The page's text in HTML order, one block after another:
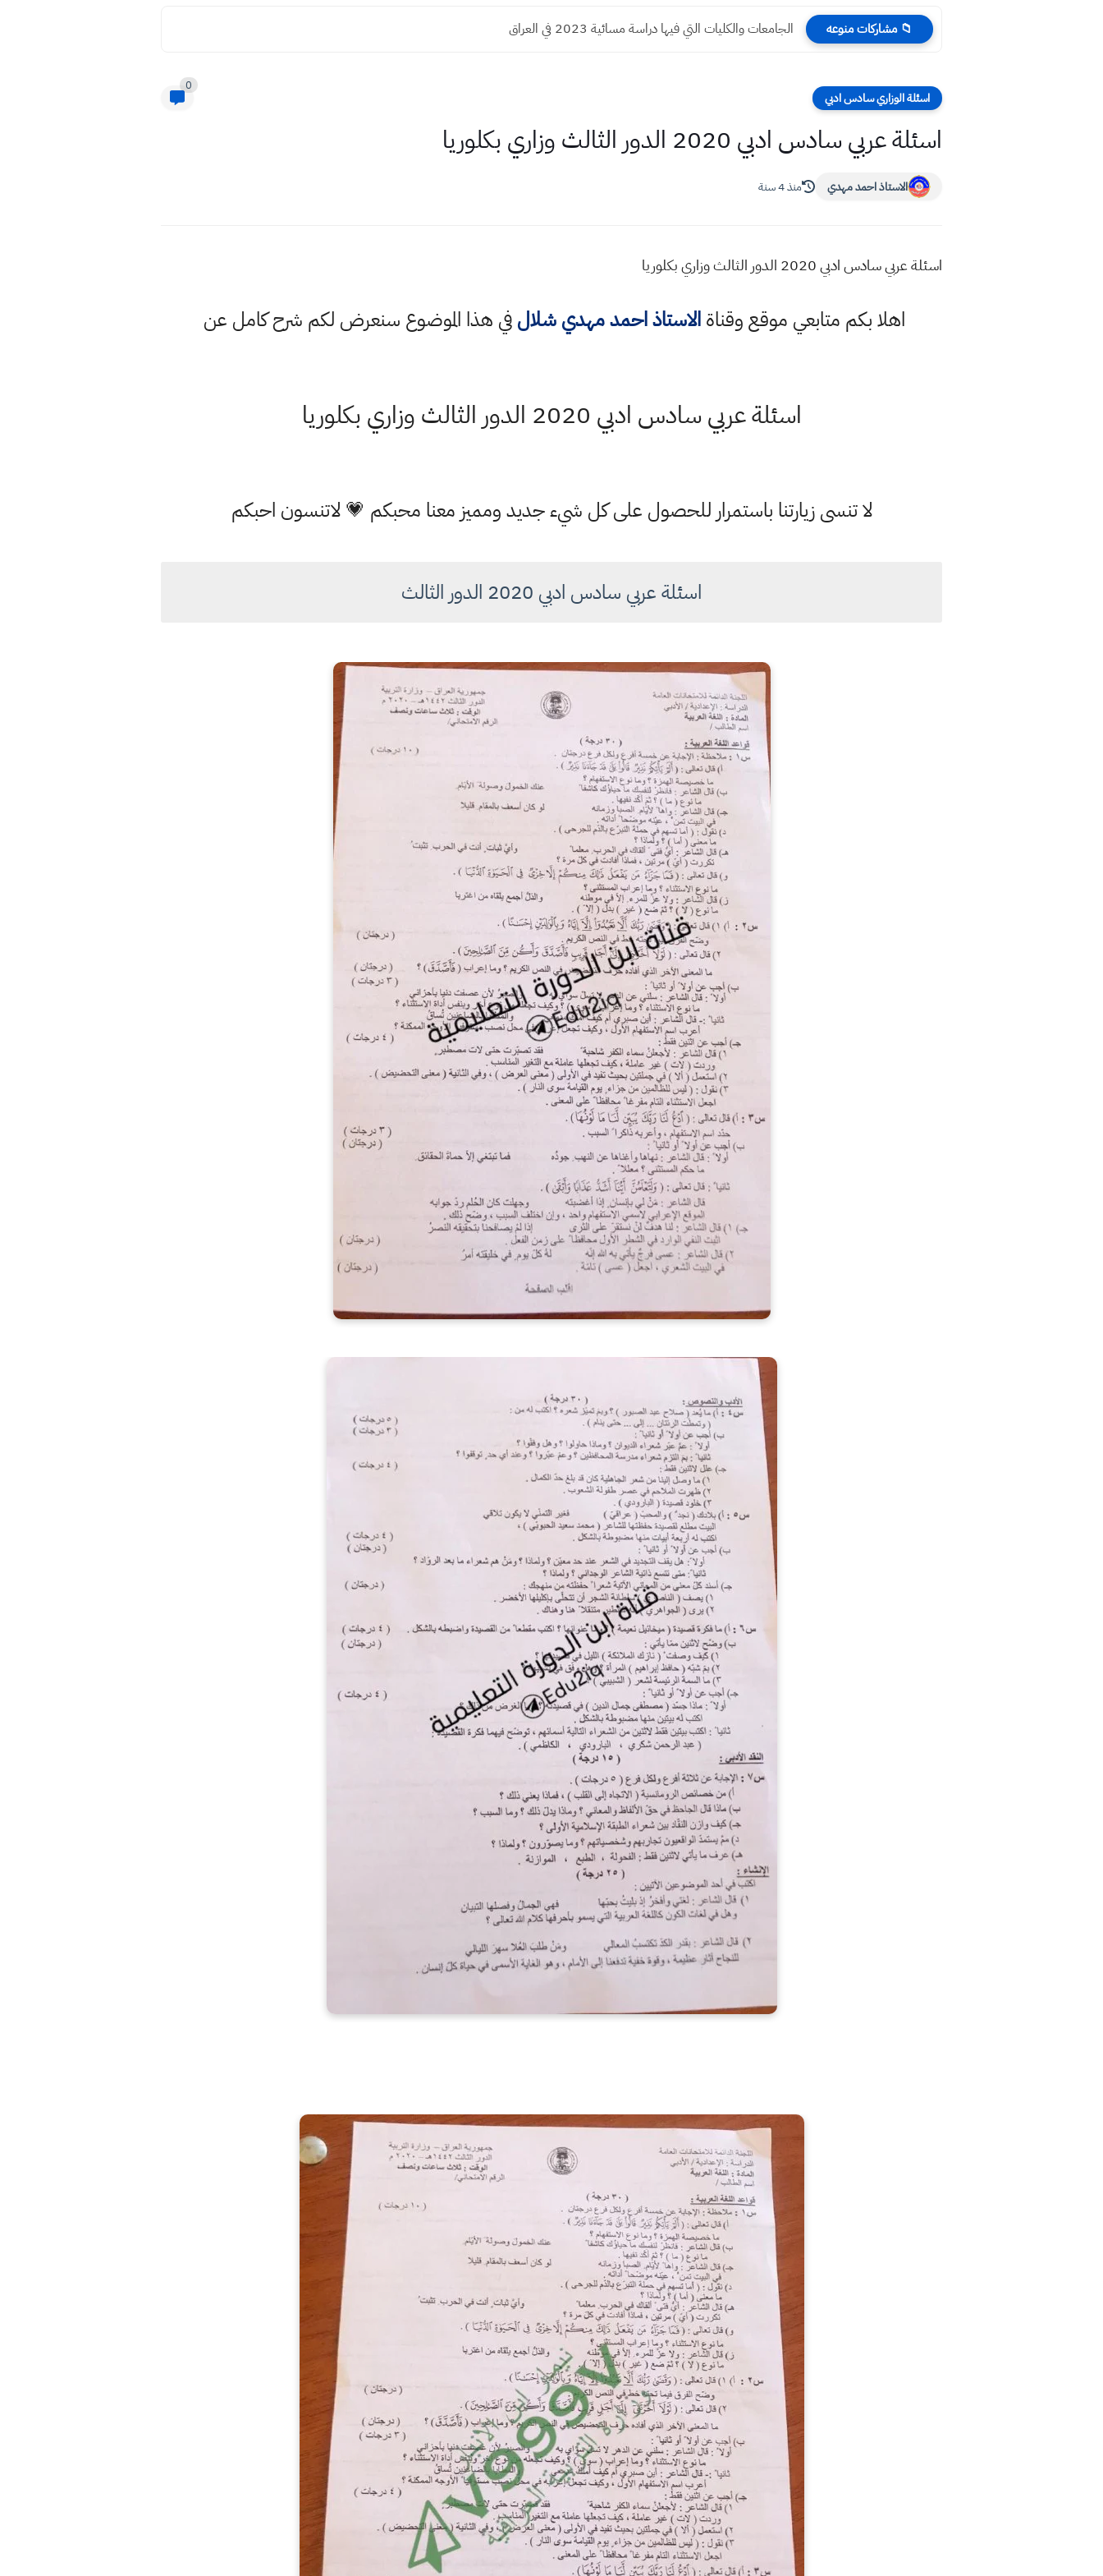
📁 مشاركات منوعه الجامعات والكليات التي فيها دراسة مسائية 2023 في العراق
اسئلة الوزاري سادس ادبي
0
اسئلة عربي سادس ادبي 2020 الدور الثالث وزاري بكلوريا
الاستاذ احمد مهدي منذ 4 سنة
اسئلة عربي سادس ادبي 2020 الدور الثالث وزاري بكلوريا
اهلا بكم متابعي موقع وقناةالاستاذ احمد مهدي شلالفي هذا الموضوع سنعرض لكم شرح كامل عن
اسئلة عربي سادس ادبي 2020 الدور الثالث وزاري بكلوريا
لا تنسى زيارتنا باستمرار للحصول على كل شيء جديد ومميز معنا محبكم 💗 لاتنسون احبكم
اسئلة عربي سادس ادبي 2020 الدور الثالث